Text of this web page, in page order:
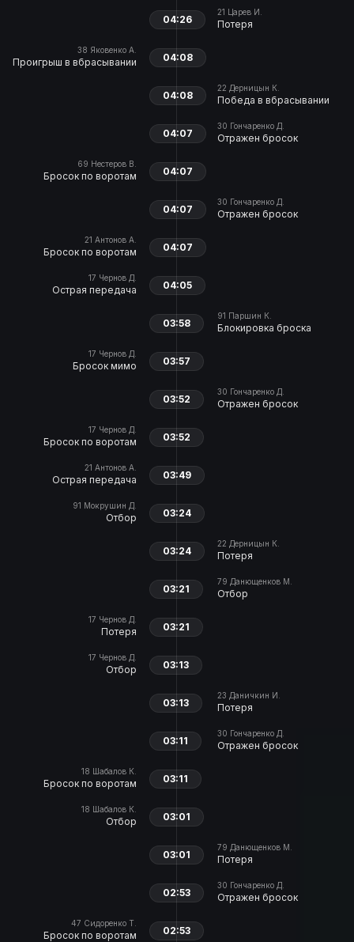
21 Царев И.
Потеря
04:26
38 Яковенко А.
Проигрыш в вбрасывании 04:08
22 Дерницын К.
Победа в вбрасывании
04:08
30 Гончаренко Д.
Отражен бросок
04:07
69 Нестеров В.
Бросок по воротам 04:07
30 Гончаренко Д.
Отражен бросок
04:07
21 Антонов А.
Бросок по воротам 04:07
17 Чернов Д.
Острая передача 04:05
91 Паршин К.
Блокировка броска
03:58
17 Чернов Д.
Бросок мимо 03:57
30 Гончаренко Д.
Отражен бросок
03:52
17 Чернов Д.
Бросок по воротам 03:52
21 Антонов А.
Острая передача 03:49
91 Мокрушин Д.
Отбор 03:24
22 Дерницын К.
Потеря
03:24
79 Данющенков М.
Отбор
03:21
17 Чернов Д.
Потеря 03:21
17 Чернов Д.
Отбор 03:13
23 Даничкин И.
Потеря
03:13
30 Гончаренко Д.
Отражен бросок
03:11
18 Шабалов К.
Бросок по воротам 03:11
18 Шабалов К.
Отбор 03:01
79 Данющенков М.
Потеря
03:01
30 Гончаренко Д.
Отражен бросок
02:53
47 Сидоренко Т.
Бросок по воротам 02:53